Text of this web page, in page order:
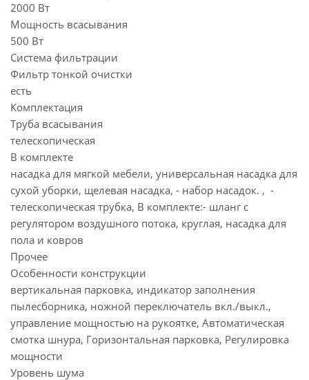
2000 Вт
Мощность всасывания
500 Вт
Система фильтрации
Фильтр тонкой очистки
есть
Комплектация
Труба всасывания
телескопическая
В комплекте
насадка для мягкой мебели, универсальная насадка для
сухой уборки, щелевая насадка, - набор насадок. , -
телескопическая трубка, В комплекте:- шланг с
регулятором воздушного потока, круглая, насадка для
пола и ковров
Прочее
Особенности конструкции
вертикальная парковка, индикатор заполнения
пылесборника, ножной переключатель вкл./выкл.,
управление мощностью на рукоятке, Автоматическая
смотка шнура, Горизонтальная парковка, Регулировка
мощности
Уровень шума